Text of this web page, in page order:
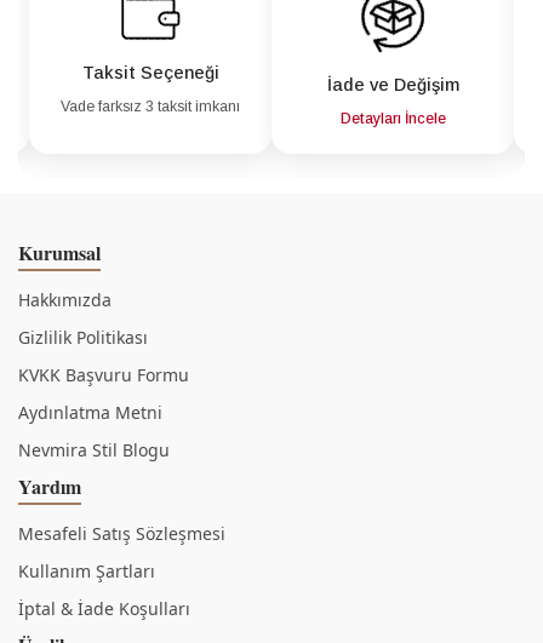
Taksit Seçeneği
Vade farksız 3 taksit imkanı
İade ve Değişim
Detayları İncele
Kurumsal
Hakkımızda
Gizlilik Politikası
KVKK Başvuru Formu
Aydınlatma Metni
Nevmira Stil Blogu
Yardım
Mesafeli Satış Sözleşmesi
Kullanım Şartları
İptal & İade Koşulları